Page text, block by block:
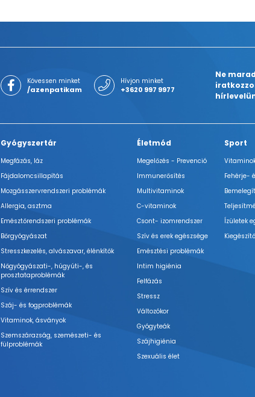
Kövessen minket
/azenpatikam
Hívjon minket
+3620 997 9977
Ne
Gyógyszertár
Megfázás, láz
Fájdalomcsillapítás
Mozgásszervrendszeri problémák
Allergia, asztma
Emésztőrendszeri problémák
Bőrgyógyászat
Stresszkezelés, alvászavar, élénkítők
Nőgyógyászati-, húgyúti-, és
prosztataproblémák
Szív és érrendszer
Száj- és fogproblémák
Vitaminok, ásványok
Szemszárazság, szemészeti- és
fülproblémák
Életmód
Megelőzés - Prevenció
Immunerősítés
Multivitaminok
C-vitaminok
Csont- izomrendszer
Szív és erek egészsége
Emésztési problémák
Intim higiénia
Felfázás
Stressz
Változókor
Gyógyteák
Szájhigiénia
Szexuális élet
Sport
Fehérje-
Ízületek